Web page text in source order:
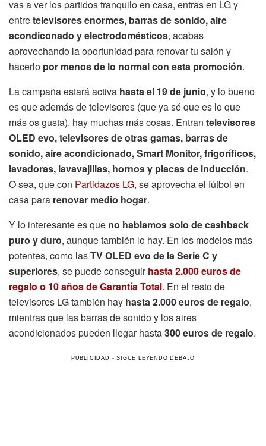
vas a ver los partidos tranquilo en casa, entras en LG y
entretelevisores enormes, barras de sonido, aire
acondiconado y electrodomésticos, acabas
aprovechando la oportunidad para renovar tu salón y
hacerlo por menos de lo normal con esta promoción.
La campaña estará activa hasta el 19 de junio, y lo bueno
es que además de televisores (que ya sé que es lo que
más os gusta), hay muchas más cosas. Entran televisores
OLED evo, televisores de otras gamas, barras de
sonido, aire acondicionado, Smart Monitor, frigoríficos,
lavadoras, lavavajillas, hornos y placas de inducción.
O sea, que con Partidazos LG, se aprovecha el fútbol en
casa para renovar medio hogar.
Y lo interesante es que no hablamos solo de cashback
puro y duro, aunque también lo hay. En los modelos más
potentes, como lasTV OLED evo de la Serie C y
superiores, se puede conseguirhasta 2.000 euros de
regalo o 10 años de Garantía Total. En el resto de
televisores LG también hay hasta 2.000 euros de regalo,
mientras que las barras de sonido y los aires
acondicionados pueden llegar hasta300 euros de regalo.